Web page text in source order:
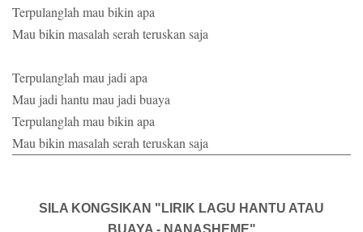
Terpulanglah mau bikin apa
Mau bikin masalah serah teruskan saja
Terpulanglah mau jadi apa
Mau jadi hantu mau jadi buaya
Terpulanglah mau bikin apa
Mau bikin masalah serah teruskan saja
SILA KONGSIKAN "LIRIK LAGU HANTU ATAU